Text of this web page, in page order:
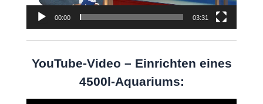
00:00 03:31
YouTube-Video – Einrichten eines
4500l-Aquariums: